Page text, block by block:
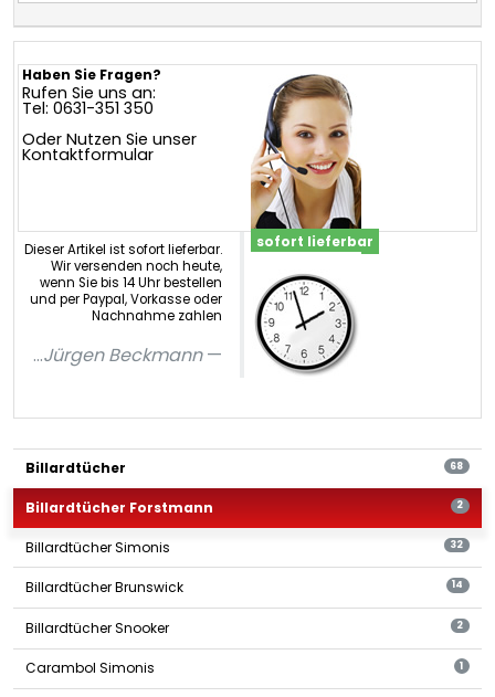
Haben Sie Fragen?
Rufen Sie uns an:
Tel: 0631-351 350
Oder Nutzen Sie unser
Kontaktformular
Dieser Artikel ist sofort lieferbar.
Wir versenden noch heute,
wenn Sie bis 14 Uhr bestellen
und per Paypal, Vorkasse oder
Nachnahme zahlen
...Jürgen Beckmann
sofort lieferbar
Billardtücher 68
Billardtücher Forstmann 2
Billardtücher Simonis 32
Billardtücher Brunswick 14
Billardtücher Snooker 2
Carambol Simonis 1